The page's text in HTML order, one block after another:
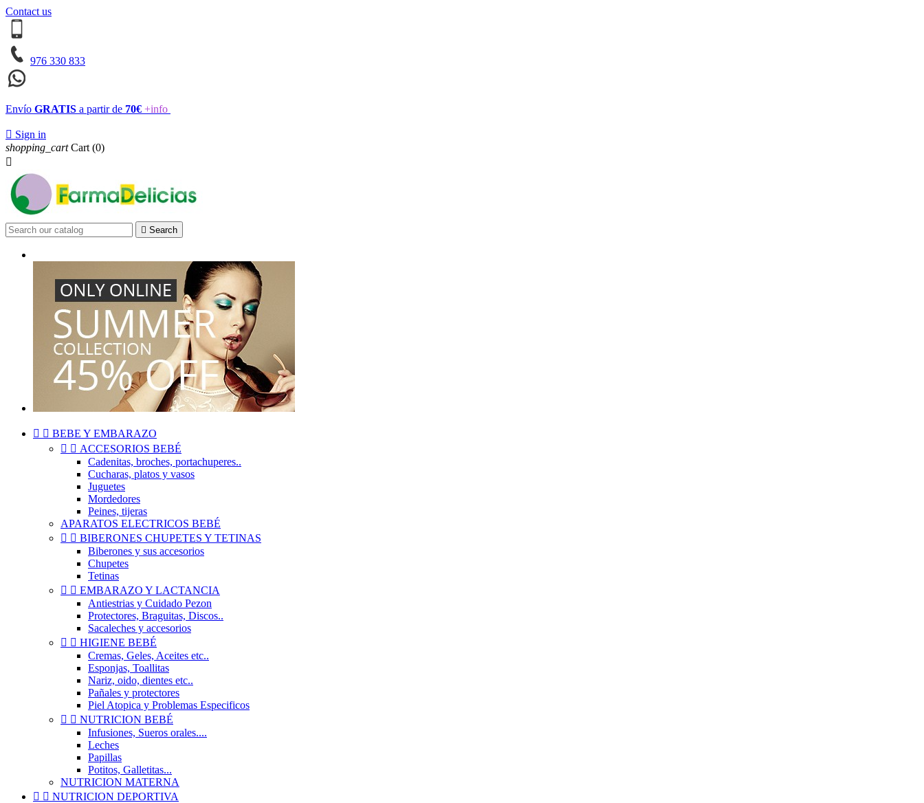
Contact us
976 330 833
Envío GRATIS a partir de 70€ +info
 Sign in
shopping_cart Cart (0)

 Search
  BEBE Y EMBARAZO
  ACCESORIOS BEBÉ
Cadenitas, broches, portachuperes..
Cucharas, platos y vasos
Juguetes
Mordedores
Peines, tijeras
APARATOS ELECTRICOS BEBÉ
  BIBERONES CHUPETES Y TETINAS
Biberones y sus accesorios
Chupetes
Tetinas
  EMBARAZO Y LACTANCIA
Antiestrias y Cuidado Pezon
Protectores, Braguitas, Discos..
Sacaleches y accesorios
  HIGIENE BEBÉ
Cremas, Geles, Aceites etc..
Esponjas, Toallitas
Nariz, oido, dientes etc..
Pañales y protectores
Piel Atopica y Problemas Especificos
  NUTRICION BEBÉ
Infusiones, Sueros orales....
Leches
Papillas
Potitos, Galletitas...
NUTRICION MATERNA
  NUTRICION DEPORTIVA